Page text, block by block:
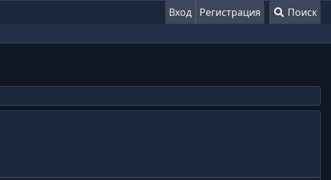
Вход Регистрация Поиск